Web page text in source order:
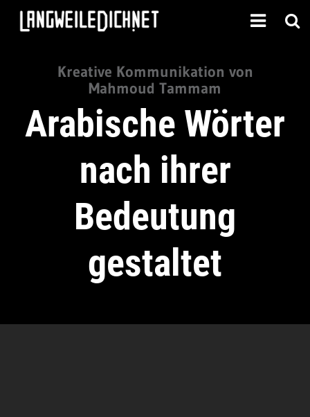
Kreative Kommunikation von
Mahmoud Tammam
Arabische Wörter
nach ihrer
Bedeutung
gestaltet